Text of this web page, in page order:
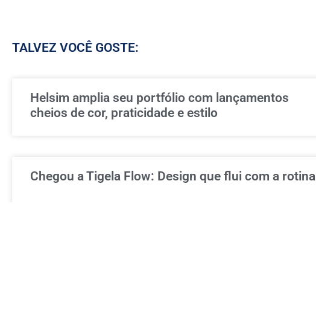
TALVEZ VOCÊ GOSTE:
Helsim amplia seu portfólio com lançamentos
cheios de cor, praticidade e estilo
Chegou a Tigela Flow: Design que flui com a rotina